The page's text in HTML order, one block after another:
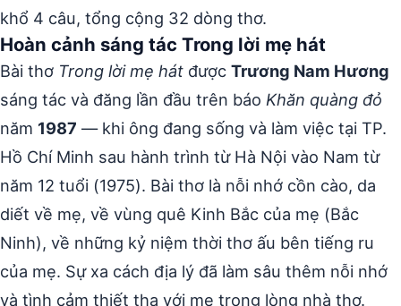
khổ 4 câu, tổng cộng 32 dòng thơ.
Hoàn cảnh sáng tác Trong lời mẹ hát
Bài thơ Trong lời mẹ hát được Trương Nam Hương
sáng tác và đăng lần đầu trên báo Khăn quàng đỏ
năm 1987 — khi ông đang sống và làm việc tại TP.
Hồ Chí Minh sau hành trình từ Hà Nội vào Nam từ
năm 12 tuổi (1975). Bài thơ là nỗi nhớ cồn cào, da
diết về mẹ, về vùng quê Kinh Bắc của mẹ (Bắc
Ninh), về những kỷ niệm thời thơ ấu bên tiếng ru
của mẹ. Sự xa cách địa lý đã làm sâu thêm nỗi nhớ
và tình cảm thiết tha với mẹ trong lòng nhà thơ.